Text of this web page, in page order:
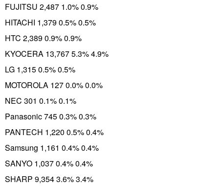
FUJITSU 2,487 1.0% 0.9%
HITACHI 1,379 0.5% 0.5%
HTC 2,389 0.9% 0.9%
KYOCERA 13,767 5.3% 4.9%
LG 1,315 0.5% 0.5%
MOTOROLA 127 0.0% 0.0%
NEC 301 0.1% 0.1%
Panasonic 745 0.3% 0.3%
PANTECH 1,220 0.5% 0.4%
Samsung 1,161 0.4% 0.4%
SANYO 1,037 0.4% 0.4%
SHARP 9,354 3.6% 3.4%